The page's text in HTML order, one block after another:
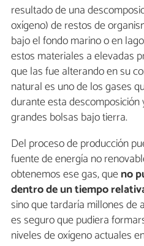
resultado de una
oxígeno) de restos de
bajo el fondo marino o en
estos materiales a elevadas
que las fue alterando en su
natural es uno de los gases
durante esta
grandes bolsas bajo tierra.
Del proceso de producción
fuente de energía no
obtenemos ese gas, queno
dentro de un tiempo
sino que tardaría millones de
es seguro que pudiera
niveles de oxígeno actuales